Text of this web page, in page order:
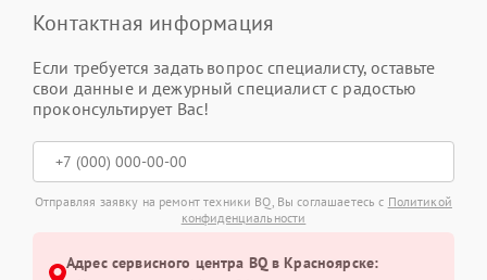
Контактная информация
Если требуется задать вопрос специалисту, оставьте
свои данные и дежурный специалист с радостью
проконсультирует Вас!
Отправляя заявку на ремонт техники BQ, Вы соглашаетесь с Политикой
конфиденциальности
Адрес сервисного центра BQ в Красноярске: